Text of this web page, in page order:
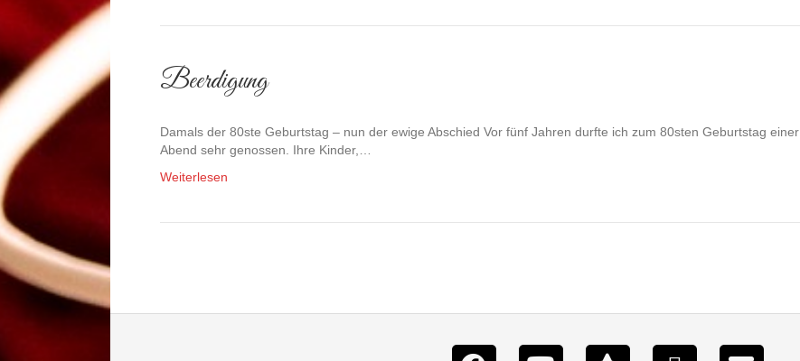
Beerdigung
Damals der 80ste Geburtstag – nun der ewige Abschied Vor fünf Jahren durfte ich zum 80sten Geburtstag
Abend sehr genossen. Ihre Kinder,…
Weiterlesen